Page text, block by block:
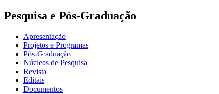
Pesquisa e Pós-Graduação
Apresentação
Projetos e Programas
Pós-Graduação
Núcleos de Pesquisa
Revista
Editais
Documentos